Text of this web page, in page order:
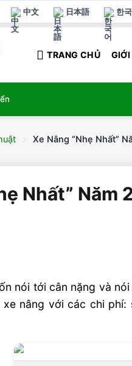
中文 日本語 한
TRANG CHỦ GIỚI
Xe Nâng “Nhẹ Nhất”
Nhất”
nói tới cân nặng và
nâng với các chi